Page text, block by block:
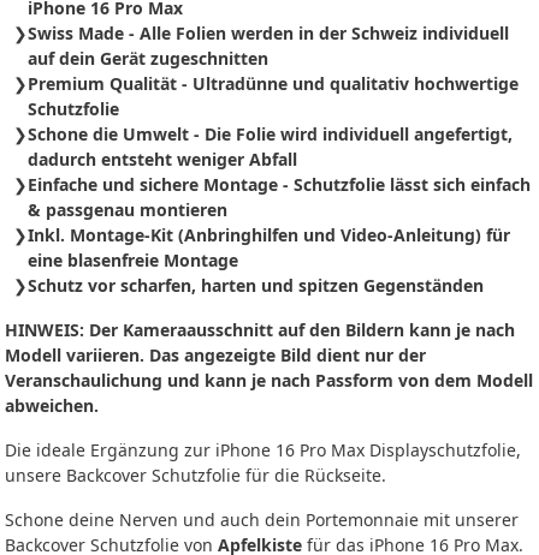
iPhone 16 Pro Max
Swiss Made - Alle Folien werden in der Schweiz individuell
auf dein Gerät zugeschnitten
Premium Qualität - Ultradünne und qualitativ hochwertige
Schutzfolie
Schone die Umwelt - Die Folie wird individuell angefertigt,
dadurch entsteht weniger Abfall
Einfache und sichere Montage - Schutzfolie lässt sich einfach
& passgenau montieren
Inkl. Montage-Kit (Anbringhilfen und Video-Anleitung) für
eine blasenfreie Montage
Schutz vor scharfen, harten und spitzen Gegenständen
HINWEIS: Der Kameraausschnitt auf den Bildern kann je nach
Modell variieren. Das angezeigte Bild dient nur der
Veranschaulichung und kann je nach Passform von dem Modell
abweichen.
Die ideale Ergänzung zur iPhone 16 Pro Max Displayschutzfolie,
unsere Backcover Schutzfolie für die Rückseite.
Schone deine Nerven und auch dein Portemonnaie mit unserer
Backcover Schutzfolie von Apfelkiste für das iPhone 16 Pro Max.